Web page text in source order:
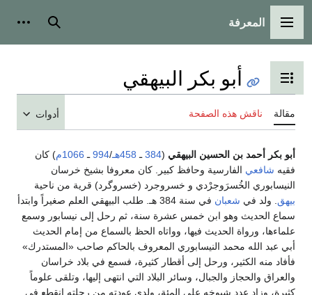
القائمة الرئيسية
المعرفة بحث
تبديل عرض جدول المحتويات
أبو بكر البيهقي
مقالة ناقش هذه الصفحة أدوات
أبو بكر أحمد بن الحسين البيهقي (
384 ـ 458هـ /
994 ـ 1066م
) كان
فقيه شافعي الفارسية وحافظ كبير. كان معروفا بشيخ خرسان
النيسابوري الخُسرَوجرْدي و خسروجرد (خسروگرد) قرية من ناحية
بيهق . ولد في شعبان
في سنة 384 هـ. طلب البيهقي العلم صغيراً وابتدأ
سماع الحديث وهو ابن خمس عشرة سنة، ثم رحل إلى نيسابور وسمع
علماءها، ورواة الحديث فيها، وواتاه الحظ بالسماع من إمام الحديث
أبي عبد الله محمد النيسابوري المعروف بالحاكم صاحب «المستدرك»
فأفاد منه الكثير، ورحل إلى أقطار كثيرة، فسمع في بلاد خراسان
والعراق والحجاز والجبال، وسائر البلاد التي انتهى إليها، وتلقى علوماً
كثيرة، وزاد عدد شيوخه على المئة، ولدى عودته من رحلته انقطع في